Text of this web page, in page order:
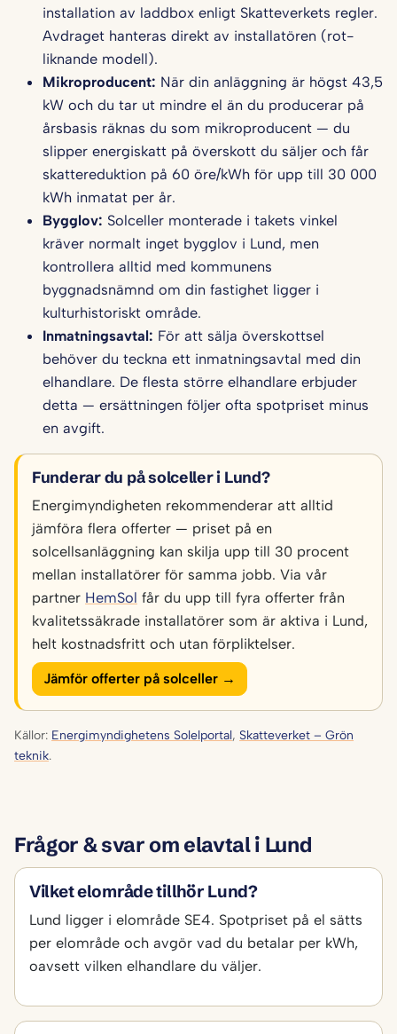
installation av laddbox enligt Skatteverkets regler.
Avdraget hanteras direkt av installatören (rot-
liknande modell).
Mikroproducent: När din anläggning är högst 43,5
kW och du tar ut mindre el än du producerar på
årsbasis räknas du som mikroproducent — du
slipper energiskatt på överskott du säljer och får
skattereduktion på 60 öre/kWh för upp till 30 000
kWh inmatat per år.
Bygglov: Solceller monterade i takets vinkel
kräver normalt inget bygglov i Lund, men
kontrollera alltid med kommunens
byggnadsnämnd om din fastighet ligger i
kulturhistoriskt område.
Inmatningsavtal: För att sälja överskottsel
behöver du teckna ett inmatningsavtal med din
elhandlare. De flesta större elhandlare erbjuder
detta — ersättningen följer ofta spotpriset minus
en avgift.
Funderar du på solceller i Lund?
Energimyndigheten rekommenderar att alltid
jämföra flera offerter — priset på en
solcellsanläggning kan skilja upp till 30 procent
mellan installatörer för samma jobb. Via vår
partner HemSol får du upp till fyra offerter från
kvalitetssäkrade installatörer som är aktiva i Lund,
helt kostnadsfritt och utan förpliktelser.
Jämför offerter på solceller →
Källor: Energimyndighetens Solelportal, Skatteverket – Grön
teknik.
Frågor & svar om elavtal i Lund
Vilket elområde tillhör Lund?
Lund ligger i elområde SE4. Spotpriset på el sätts
per elområde och avgör vad du betalar per kWh,
oavsett vilken elhandlare du väljer.